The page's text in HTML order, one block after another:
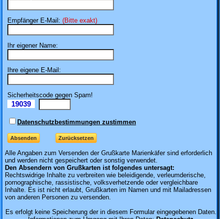
Empfänger E-Mail: (Bitte exakt)
Ihr eigener Name:
Ihre eigene E-Mail:
Sicherheitscode gegen Spam!
19039
Datenschutzbestimmungen zustimmen
Alle Angaben zum Versenden der Grußkarte Marienkäfer sind erforderlich
und werden nicht gespeichert oder sonstig verwendet.
Den Absendern von Grußkarten ist folgendes untersagt:
Rechtswidrige Inhalte zu verbreiten wie beleidigende, verleumderische,
pornographische, rassistische, volksverhetzende oder vergleichbare
Inhalte. Es ist nicht erlaubt, Grußkarten im Namen und mit Mailadressen
von anderen Personen zu versenden.
Es erfolgt keine Speicherung der in diesem Formular eingegebenen Daten.